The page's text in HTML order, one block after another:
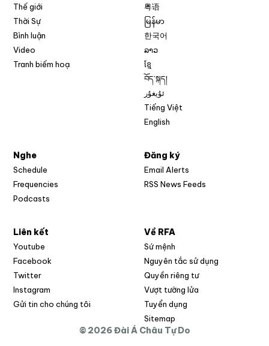
Thế giới
Thời Sự
Bình luận
Video
Tranh biếm hoạ
粤语
မြန်မာ
한국어
ລາວ
ខ្មែ
བོད་སྐད།
ئۇيغۇر
Tiếng Việt
English
Nghe
Schedule
Frequencies
Podcasts
Đăng ký
Email Alerts
RSS News Feeds
Liên kết
Youtube
Facebook
Twitter
Instagram
Gửi tin cho chúng tôi
Về RFA
Sứ mệnh
Nguyên tắc sử dụng
Quyền riêng tư
Vượt tường lửa
Tuyển dụng
Sitemap
© 2026 Đài Á Châu Tự Do